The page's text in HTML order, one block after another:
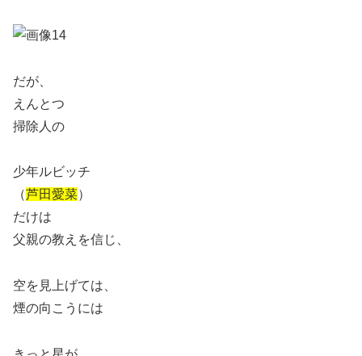
だが、
えんとつ
掃除人の
少年ルビッチ
（芦田愛菜）
だけは
父親の教えを信じ、
空を見上げては、
煙の向こうには